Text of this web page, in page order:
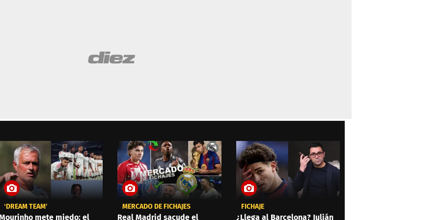
‘DREAM TEAM'
mete miedo: el
MERCADO DE FICHAJES
Real Madrid sacude el
FICHAJE
¿Llega al Barcelona? Julián